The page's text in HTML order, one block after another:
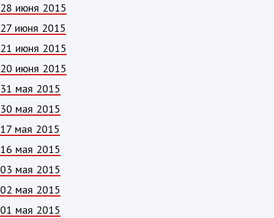
28 июня 2015
27 июня 2015
21 июня 2015
20 июня 2015
31 мая 2015
30 мая 2015
17 мая 2015
16 мая 2015
03 мая 2015
02 мая 2015
01 мая 2015